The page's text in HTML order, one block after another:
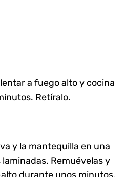
a fuego alto y cocina
Retíralo.
y la mantequilla en una
Remuévelas y